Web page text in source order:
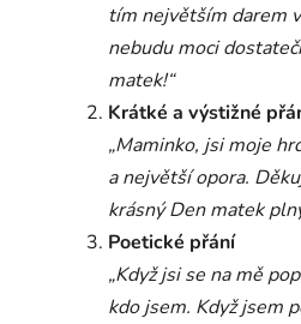
tím největším darem
nebudu moci
matek!“
Krátké a výstižné
„Maminko, jsi moje
a největší opora.
krásný Den matek
Poetické přání
„Když jsi se na mě
kdo jsem. Když jsem